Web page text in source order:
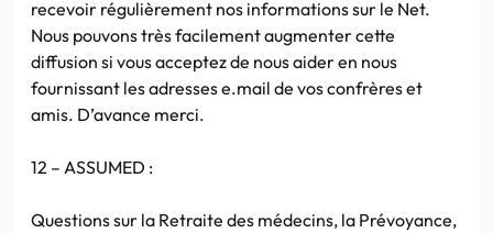
recevoir régulièrement nos informations sur le Net.
Nous pouvons très facilement augmenter cette
diffusion si vous acceptez de nous aider en nous
fournissant les adresses e.mail de vos confrères et
amis. D’avance merci.
12 – ASSUMED :
Questions sur la Retraite des médecins, la Prévoyance,